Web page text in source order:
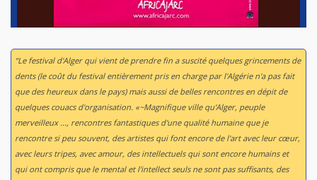
“Le festival d'Alger qui vient de prendre fin a suscité quelques grincements de
dents (le coût du festival entièrement pris en charge par l'Algérie n'a pas fait
que des heureux dans le pays) mais aussi de belles rencontres en dépit de
quelques couacs d'organisation. «~Magnifique ville qu'Alger, peuple
merveilleux ..., rencontres fantastiques d'une qualité humaine que je
rencontre si peu souvent, des artistes qui font encore de l'art avec leur cœur,
avec leurs tripes, avec amour, des intellectuels qui sont encore humains et
qui ont compris que le mental et l'intellect seuls ne sont pas suffisants, des